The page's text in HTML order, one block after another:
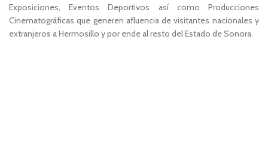
Exposiciones, Eventos Deportivos así como Producciones
Cinematográficas que generen afluencia de visitantes nacionales y
extranjeros a Hermosillo y por ende al resto del Estado de Sonora.